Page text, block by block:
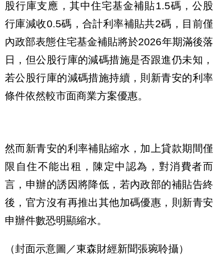
股行庫支應，其中住宅基金補貼1.5碼，公股
行庫減收0.5碼，合計利率補貼共2碼，目前僅
內政部表態住宅基金補貼將於2026年期滿後落
日，但公股行庫的減碼措施是否跟進仍未知，
若公股行庫的減碼措施持續，則新青安的利率
條件依然較市面商業方案優惠。
然而新青安的利率補貼縮水，加上貸款期間僅
限自住不能出租，陳定中認為，對消費者而
言，申辦的誘因將降低，若內政部的補貼告終
後，官方沒有再推出其他加碼優惠，則新青安
申辦件數恐明顯縮水。
（封面示意圖／東森財經新聞張琬聆攝）